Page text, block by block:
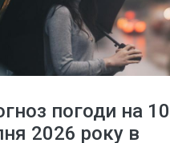
погоди на 10
2026 року в